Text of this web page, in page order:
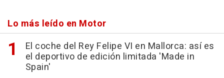
Lo más leído en Motor
El coche del Rey Felipe VI en Mallorca: así es
el deportivo de edición limitada 'Made in
Spain'